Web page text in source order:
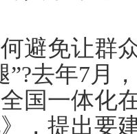
让群众
”?去年7月
国一体化
，提出要